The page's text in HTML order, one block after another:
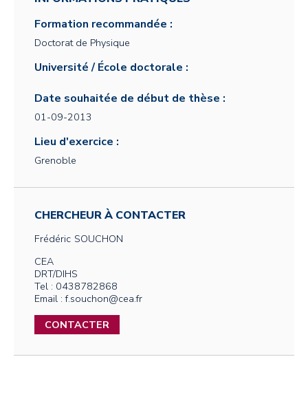
Formation recommandée :
Doctorat de Physique
Université / École doctorale :
Date souhaitée de début de thèse :
01-09-2013
Lieu d'exercice :
Grenoble
CHERCHEUR À CONTACTER
Frédéric SOUCHON
CEA
DRT/DIHS
Tel : 0438782868
Email : f.souchon@cea.fr
CONTACTER